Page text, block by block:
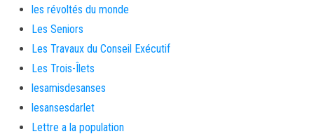
les révoltés du monde
Les Seniors
Les Travaux du Conseil Exécutif
Les Trois-Îlets
lesamisdesanses
lesansesdarlet
Lettre a la population